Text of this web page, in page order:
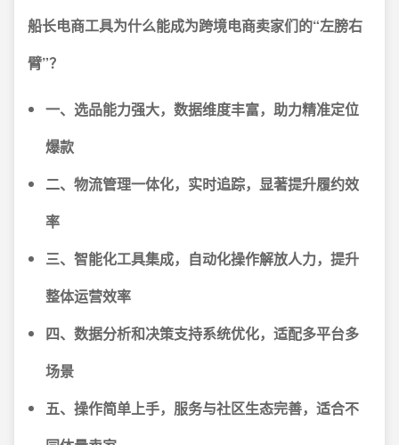
船长电商工具为什么能成为跨境电商卖家们的“左膀右
臂”？
一、选品能力强大，数据维度丰富，助力精准定位
爆款
二、物流管理一体化，实时追踪，显著提升履约效
率
三、智能化工具集成，自动化操作解放人力，提升
整体运营效率
四、数据分析和决策支持系统优化，适配多平台多
场景
五、操作简单上手，服务与社区生态完善，适合不